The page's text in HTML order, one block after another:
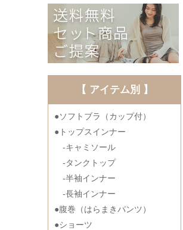
【 アイテム別 】
●ソフトブラ（カップ付）
●トップスインナー
-キャミソール
-タンクトップ
-半袖インナー
-長袖インナー
●腹巻（はらまきパンツ）
●ショーツ